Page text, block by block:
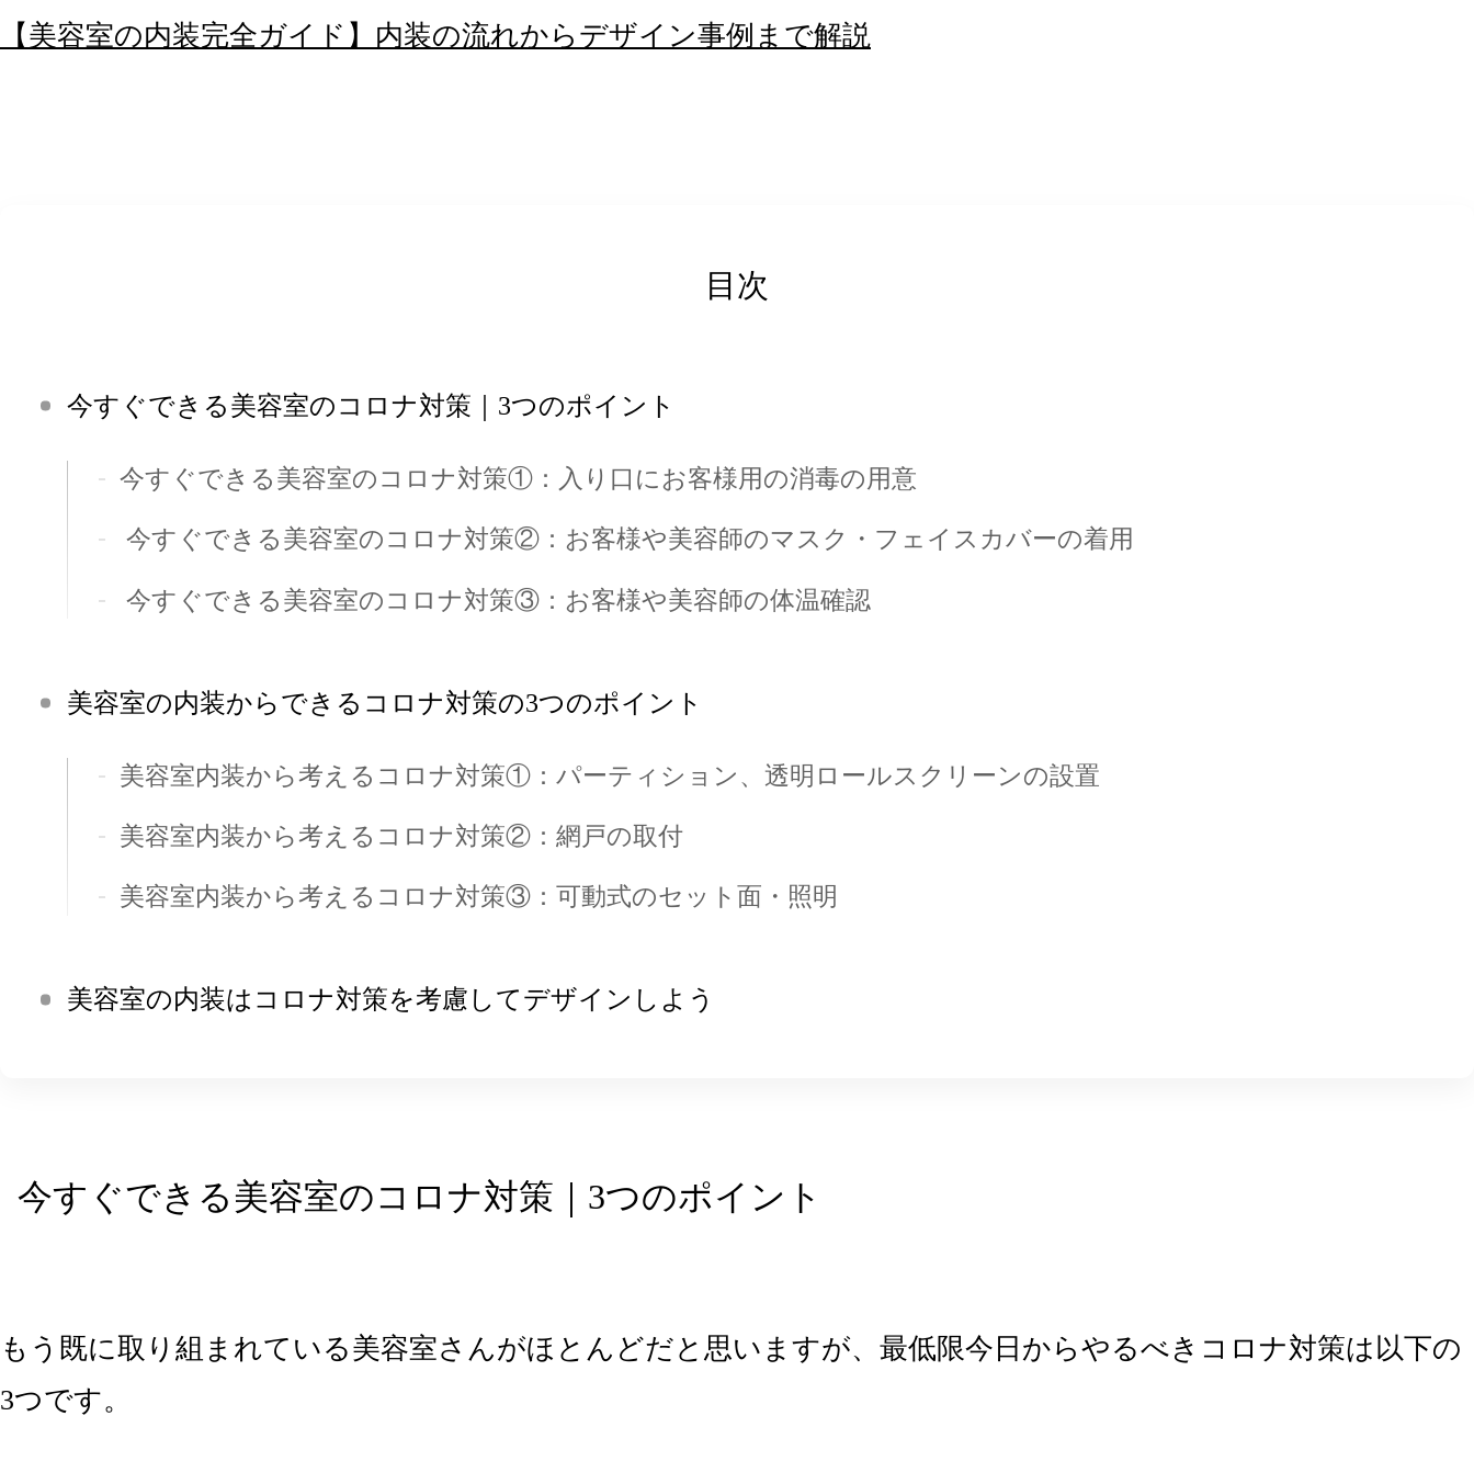
【美容室の内装完全ガイド】内装の流れからデザイン事例まで解説
目次
今すぐできる美容室のコロナ対策｜3つのポイント
今すぐできる美容室のコロナ対策①：入り口にお客様用の消毒の用意
今すぐできる美容室のコロナ対策②：お客様や美容師のマスク・フェイスカバーの着用
今すぐできる美容室のコロナ対策③：お客様や美容師の体温確認
美容室の内装からできるコロナ対策の3つのポイント
美容室内装から考えるコロナ対策①：パーティション、透明ロールスクリーンの設置
美容室内装から考えるコロナ対策②：網戸の取付
美容室内装から考えるコロナ対策③：可動式のセット面・照明
美容室の内装はコロナ対策を考慮してデザインしよう
今すぐできる美容室のコロナ対策｜3つのポイント
もう既に取り組まれている美容室さんがほとんどだと思いますが、 最低限今日からやるべきコロナ対策は以下の
3つです。